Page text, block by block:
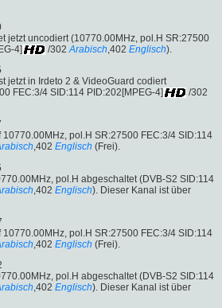
jetzt uncodiert (10770.00MHz, pol.H SR:27500
4]
/302 Arabisch ,402 Englisch).
jetzt in Irdeto 2 & VideoGuard codiert
FEC:3/4 SID:114 PID:202[MPEG-4]
/302
10770.00MHz, pol.H SR:27500 FEC:3/4 SID:114
,402 Englisch (Frei).
pol.H abgeschaltet (DVB-S2 SID:114
,402 Englisch). Dieser Kanal ist über
10770.00MHz, pol.H SR:27500 FEC:3/4 SID:114
,402 Englisch (Frei).
pol.H abgeschaltet (DVB-S2 SID:114
,402 Englisch). Dieser Kanal ist über